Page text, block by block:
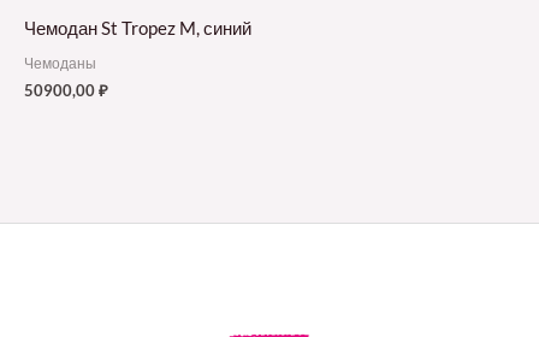
Чемодан St Tropez M, синий
Чемоданы
50900,00₽